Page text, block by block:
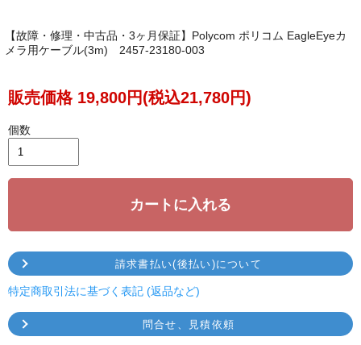
【故障・修理・中古品・3ヶ月保証】Polycom ポリコム EagleEyeカ
メラ用ケーブル(3m) 2457-23180-003
販売価格 19,800円(税込21,780円)
個数
カートに入れる
請求書払い(後払い)について
特定商取引法に基づく表記 (返品など)
問合せ、見積依頼